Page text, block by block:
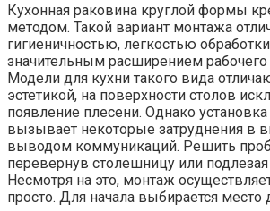
Кухонная раковина круглой формы
методом. Такой вариант монтажа
гигиеничностью, легкостью
значительным расширением рабочего
Модели для кухни такого вида
эстетикой, на поверхности столов
появление плесени. Однако
вызывает некоторые затруднения в
выводом коммуникаций. Решить
перевернув столешницу или
Несмотря на это, монтаж
просто. Для начала выбирается место